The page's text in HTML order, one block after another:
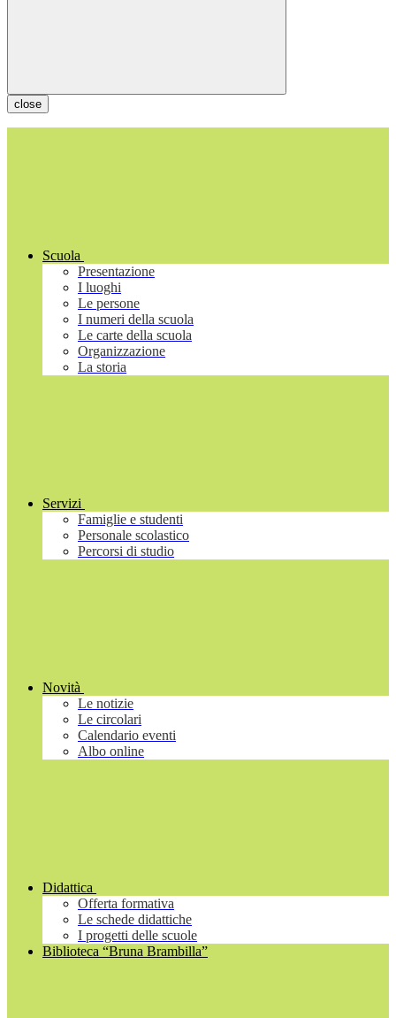
close
Scuola
Presentazione
I luoghi
Le persone
I numeri della scuola
Le carte della scuola
Organizzazione
La storia
Servizi
Famiglie e studenti
Personale scolastico
Percorsi di studio
Novità
Le notizie
Le circolari
Calendario eventi
Albo online
Didattica
Offerta formativa
Le schede didattiche
I progetti delle scuole
Biblioteca “Bruna Brambilla”